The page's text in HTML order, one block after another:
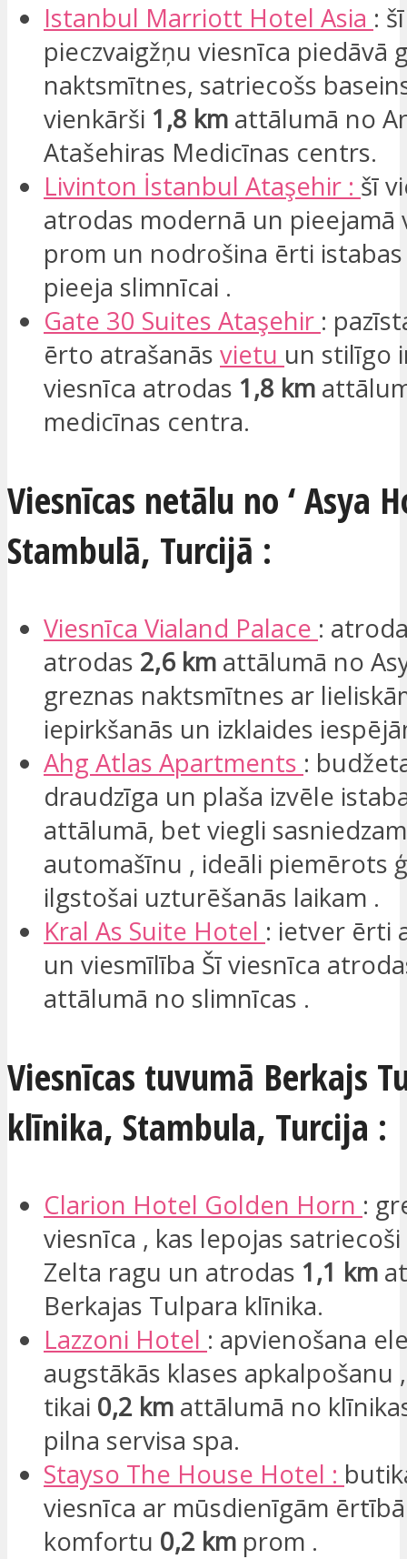
Istanbul Marriott Hotel Asia : šī
pieczvaigžņu viesnīca piedāvā
naktsmītnes, satriecošs
vienkārši 1,8 km attālumā no
Atašehiras Medicīnas centrs.
Livinton İstanbul Ataşehir : šī
atrodas modernā un
prom un nodrošina ērti
pieeja slimnīcai .​
Gate 30 Suites Ataşehir :
ērto atrašanās vietu un stilīgo
viesnīca atrodas 1,8 km
medicīnas centra.
Viesnīcas netālu no ‘ Asya
Stambulā, Turcijā :
Viesnīca Vialand Palace :
atrodas 2,6 km attālumā no
greznas naktsmītnes ar
iepirkšanās un izklaides
Ahg Atlas Apartments :
draudzīga un plaša izvēle
attālumā, bet viegli
automašīnu , ideāli piemērots
ilgstošai uzturēšanās laikam .
Kral As Suite Hotel : ietver ērti
un viesmīlība Šī viesnīca
attālumā no slimnīcas .
Viesnīcas tuvumā Berkajs
klīnika, Stambula, Turcija :
Clarion Hotel Golden Horn :
viesnīca , kas lepojas
Zelta ragu un atrodas 1,1 km
Berkajas Tulpara klīnika.
Lazzoni Hotel : apvienošana
augstākās klases apkalpošanu
tikai 0,2 km attālumā no
pilna servisa spa.
Stayso The House Hotel :
viesnīca ar mūsdienīgām
komfortu 0,2 km prom .